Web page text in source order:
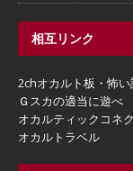
相互リンク
2chオカルト板・怖
Ｇスカの適当に遊べ
オカルティックコネ
オカルトラベル